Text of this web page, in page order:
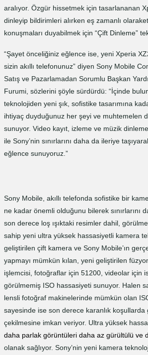
aralıyor. Özgür hissetmek için tasarlananan
dinleyip bildirimleri alırken eş zamanlı
konuşmaları duyabilmek için “Çift Dinleme”
“Şayet önceliğiniz eğlence ise, yeni Xperia
sizin akıllı telefonunuz” diyen Sony Mobile
Satış ve Pazarlamadan Sorumlu Başkan
Furumi, sözlerini şöyle sürdürdü: “İçinde
teknolojiden yeni şık, sofistike tasarımına
ihtiyaç duyduğunuz her şeyi ve muhtemelen
sunuyor. Video kayıt, izleme ve müzik
ile Sony’nin sınırlarını daha da ileriye
eğlence sunuyoruz.”
Sony Mobile, akıllı telefonda sofistike bir
ne kadar önemli olduğunu bilerek sınırlarını
son derece loş ışıktaki resimler dahil,
sahip yeni ultra yüksek hassasiyetli kamera
geliştirilen çift kamera ve Sony Mobile’ın
yapmayı mümkün kılan, yeni geliştirilen
işlemcisi, fotoğraflar için 51200, videolar için
görülmemiş ISO hassasiyeti sunuyor. Halen
lensli fotoğraf makinelerinde mümkün olan
sayesinde ise son derece karanlık
çekilmesine imkan veriyor. Ultra yüksek
daha parlak görüntüleri daha az gürültülü ve
olanak sağlıyor. Sony’nin yeni kamera